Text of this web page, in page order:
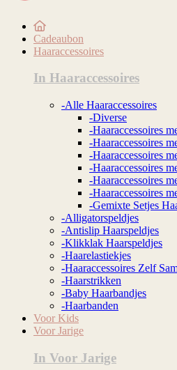
Cadeaubon
Haaraccessoires
In Haaraccessoires
-Alle Haaraccessoires
-Diverse
-Haaraccessoires
-Haaraccessoires
-Haaraccessoires
-Haaraccessoires
-Haaraccessoires
-Haaraccessoires
-Gemixte Setjes
-Alligatorspeldjes
-Antislip Haarspeldjes
-Klikklak Haarspeldjes
-Haarelastiekjes
-Haaraccessoires Zelf
-Haarstrikken
-Baby Haarbandjes
-Haarbanden
Voor Kids
Voor Jarige
In Voor Jarige